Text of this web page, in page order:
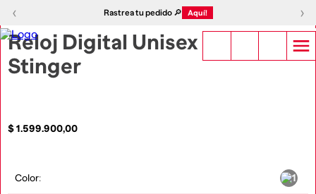
‹ Rastrea tu pedido 🔎 Aquí! ›
‹
Reloj Digital Unisex
Stinger
$1.599.900,00
Color: